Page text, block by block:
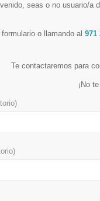
seas o no usuario/a
o llamando al 971
Te contactaremos para
¡No